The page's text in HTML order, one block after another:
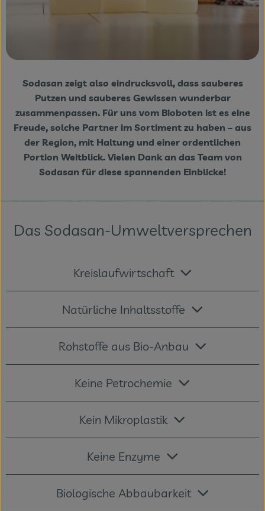
Sodasan zeigt also eindrucksvoll, dass sauberes
Putzen und sauberes Gewissen wunderbar
zusammenpassen. Für uns vom Bioboten ist es eine
Freude, solche Partner im Sortiment zu haben – aus
der Region, mit Haltung und einer ordentlichen
Portion Weitblick. Vielen Dank an das Team von
Sodasan für diese spannenden Einblicke!
Das Sodasan-Umweltversprechen
Kreislaufwirtschaft
Natürliche Inhaltsstoffe
Rohstoffe aus Bio-Anbau
Keine Petrochemie
Kein Mikroplastik
Keine Enzyme
Biologische Abbaubarkeit